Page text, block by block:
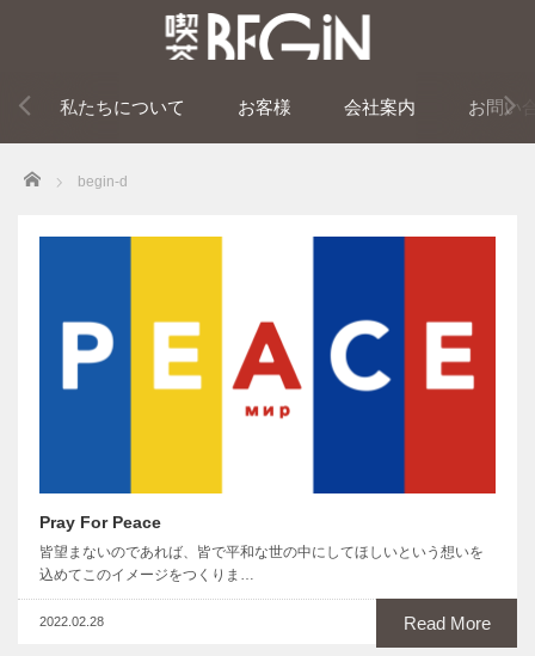
私たちについて お客様 会社案内 お問い
Home begin-d
Pray For Peace
皆望まないのであれば、皆で平和な世の中にしてほしいという想いを
込めてこのイメージをつくりま…
Read More
2022.02.28